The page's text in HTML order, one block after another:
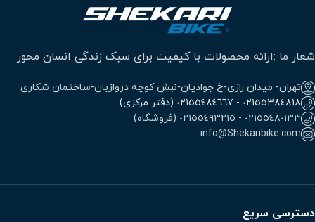
شعار ما :ارائه محصولات با کیفیت برای سبک زندگی انسان محور
تهران- میدان رازی-خ جوادیان-نبش کوچه دروازبان-ساختمان شکاری
٠٢١٥٥٣٨٤٨١٨ - ٠٢١٥٥٤٨٤٦٦٧ (دفتر مرکزی)
٠٢١٥٥٤٨٠١٣٣ - ٠٢١٥٥٤٩٣٢١٥ (فروشگاه)
info@Shekaribike.com
دسترسی سریع